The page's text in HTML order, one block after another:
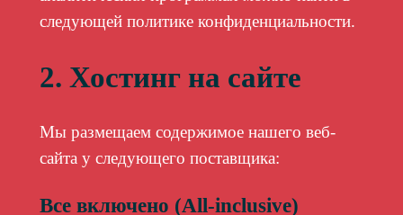
следующей политике конфиденциальности.
2. Хостинг на сайте
Мы размещаем содержимое нашего веб-
сайта у следующего поставщика:
Все включено (All-inclusive)